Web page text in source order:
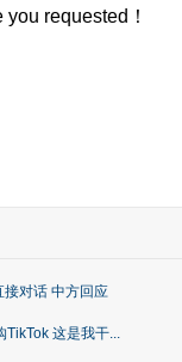
requested！
对话 中方回应
TikTok 这是我干...